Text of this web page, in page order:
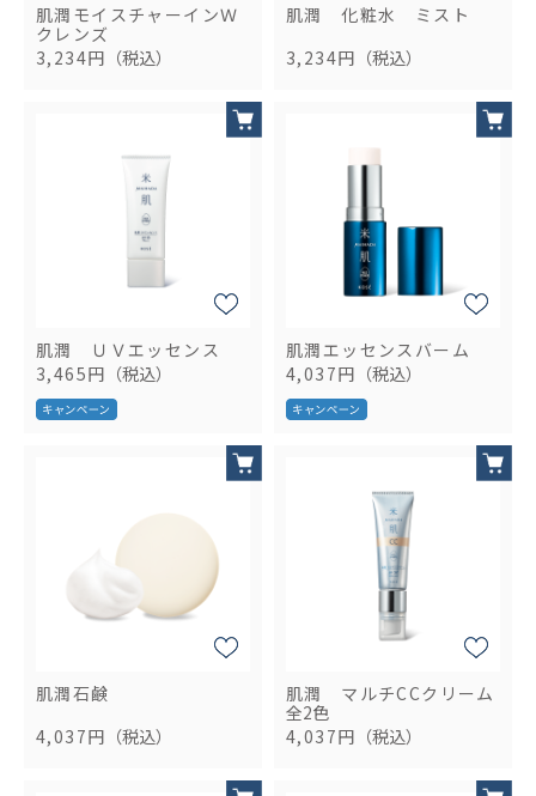
肌潤モイスチャーインＷ
クレンズ
3,234円 （税込）
肌潤 化粧水 ミスト
3,234円 （税込）
肌潤 ＵＶエッセンス
3,465円 （税込）
肌潤エッセンスバーム
4,037円 （税込）
肌潤石鹸
4,037円 （税込）
肌潤 マルチCCクリーム
全2色
4,037円 （税込）